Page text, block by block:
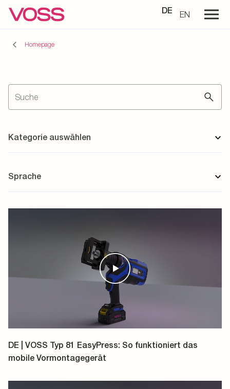
DE EN
Homepage
Kategorie auswählen
Sprache
Spanisch
Polnisch
DE | VOSS Typ 81 EasyPress: So funktioniert das
mobile Vormontagegerät